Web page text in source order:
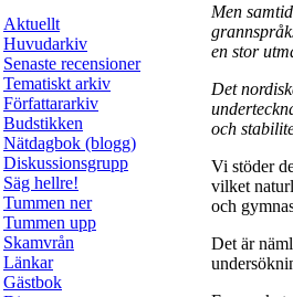
Aktuellt
Huvudarkiv
Senaste recensioner
Tematiskt arkiv
Författararkiv
Budstikken
Nätdagbok (blogg)
Diskussionsgrupp
Säg hellre!
Tummen ner
Tummen upp
Skamvrån
Länkar
Gästbok
Men
en stor
Det
och
Vi stöder
vilket
och
Det är